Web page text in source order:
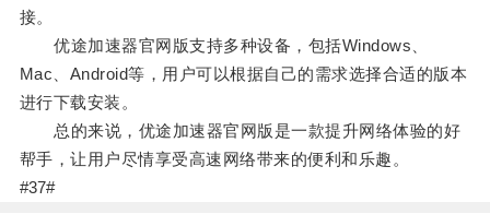
接。
优途加速器官网版支持多种设备，包括Windows、
Mac、Android等，用户可以根据自己的需求选择合适的版本
进行下载安装。
总的来说，优途加速器官网版是一款提升网络体验的好
帮手，让用户尽情享受高速网络带来的便利和乐趣。
#37#